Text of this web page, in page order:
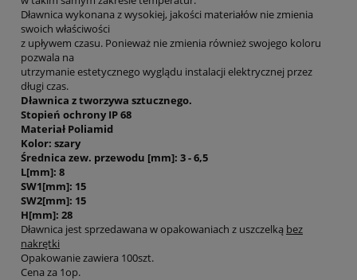
Dławnica wykonana z wysokiej, jakości materiałów nie zmienia
swoich właściwości
z upływem czasu. Ponieważ nie zmienia również swojego koloru
pozwala na
utrzymanie estetycznego wyglądu instalacji elektrycznej przez
długi czas.
Dławnica z tworzywa sztucznego.
Stopień ochrony IP 68
Materiał Poliamid
Kolor: szary
Średnica zew. przewodu [mm]: 3 - 6,5
L[mm]: 8
SW1[mm]: 15
SW2[mm]: 15
H[mm]: 28
Dławnica jest sprzedawana w opakowaniach z uszczelką bez
nakrętki
Opakowanie zawiera 100szt.
Cena za 1op.